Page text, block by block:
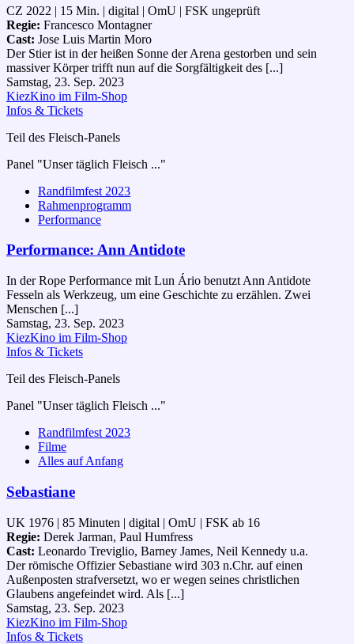
CZ 2022 | 15 Min. | digital | OmU | FSK ungeprüft
Regie: Francesco Montagner
Cast: Jose Luis Martin Moro
Der Stier ist in der heißen Sonne der Arena gestorben und sein
massiver Körper trifft nun auf die Sorgfältigkeit des [...]
Samstag, 23. Sep. 2023
KiezKino im Film-Shop
Infos & Tickets
Teil des Fleisch-Panels
Panel "Unser täglich Fleisch ..."
Randfilmfest 2023
Rahmenprogramm
Performance
Performance: Ann Antidote
In der Rope Performance mit Lun Ário benutzt Ann Antidote
Fesseln als Werkzeug, um eine Geschichte zu erzählen. Zwei
Menschen [...]
Samstag, 23. Sep. 2023
KiezKino im Film-Shop
Infos & Tickets
Teil des Fleisch-Panels
Panel "Unser täglich Fleisch ..."
Randfilmfest 2023
Filme
Alles auf Anfang
Sebastiane
UK 1976 | 85 Minuten | digital | OmU | FSK ab 16
Regie: Derek Jarman, Paul Humfress
Cast: Leonardo Treviglio, Barney James, Neil Kennedy u.a.
Der römische Offizier Sebastiane wird 303 n.Chr. auf einen
Außenposten strafversetzt, wo er wegen seines christlichen
Glaubens angefeindet wird. Als [...]
Samstag, 23. Sep. 2023
KiezKino im Film-Shop
Infos & Tickets